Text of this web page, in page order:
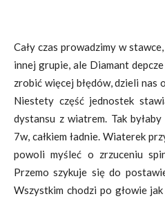
Cały czas prowadzimy w
innej grupie, ale Diamant
zrobić więcej błędów, dzieli nas
Niestety część jednostek
dystansu z wiatrem. Tak
7w, całkiem ładnie. Wiaterek
powoli myśleć o zrzuceniu
Przemo szykuje się do
Wszystkim chodzi po głowie